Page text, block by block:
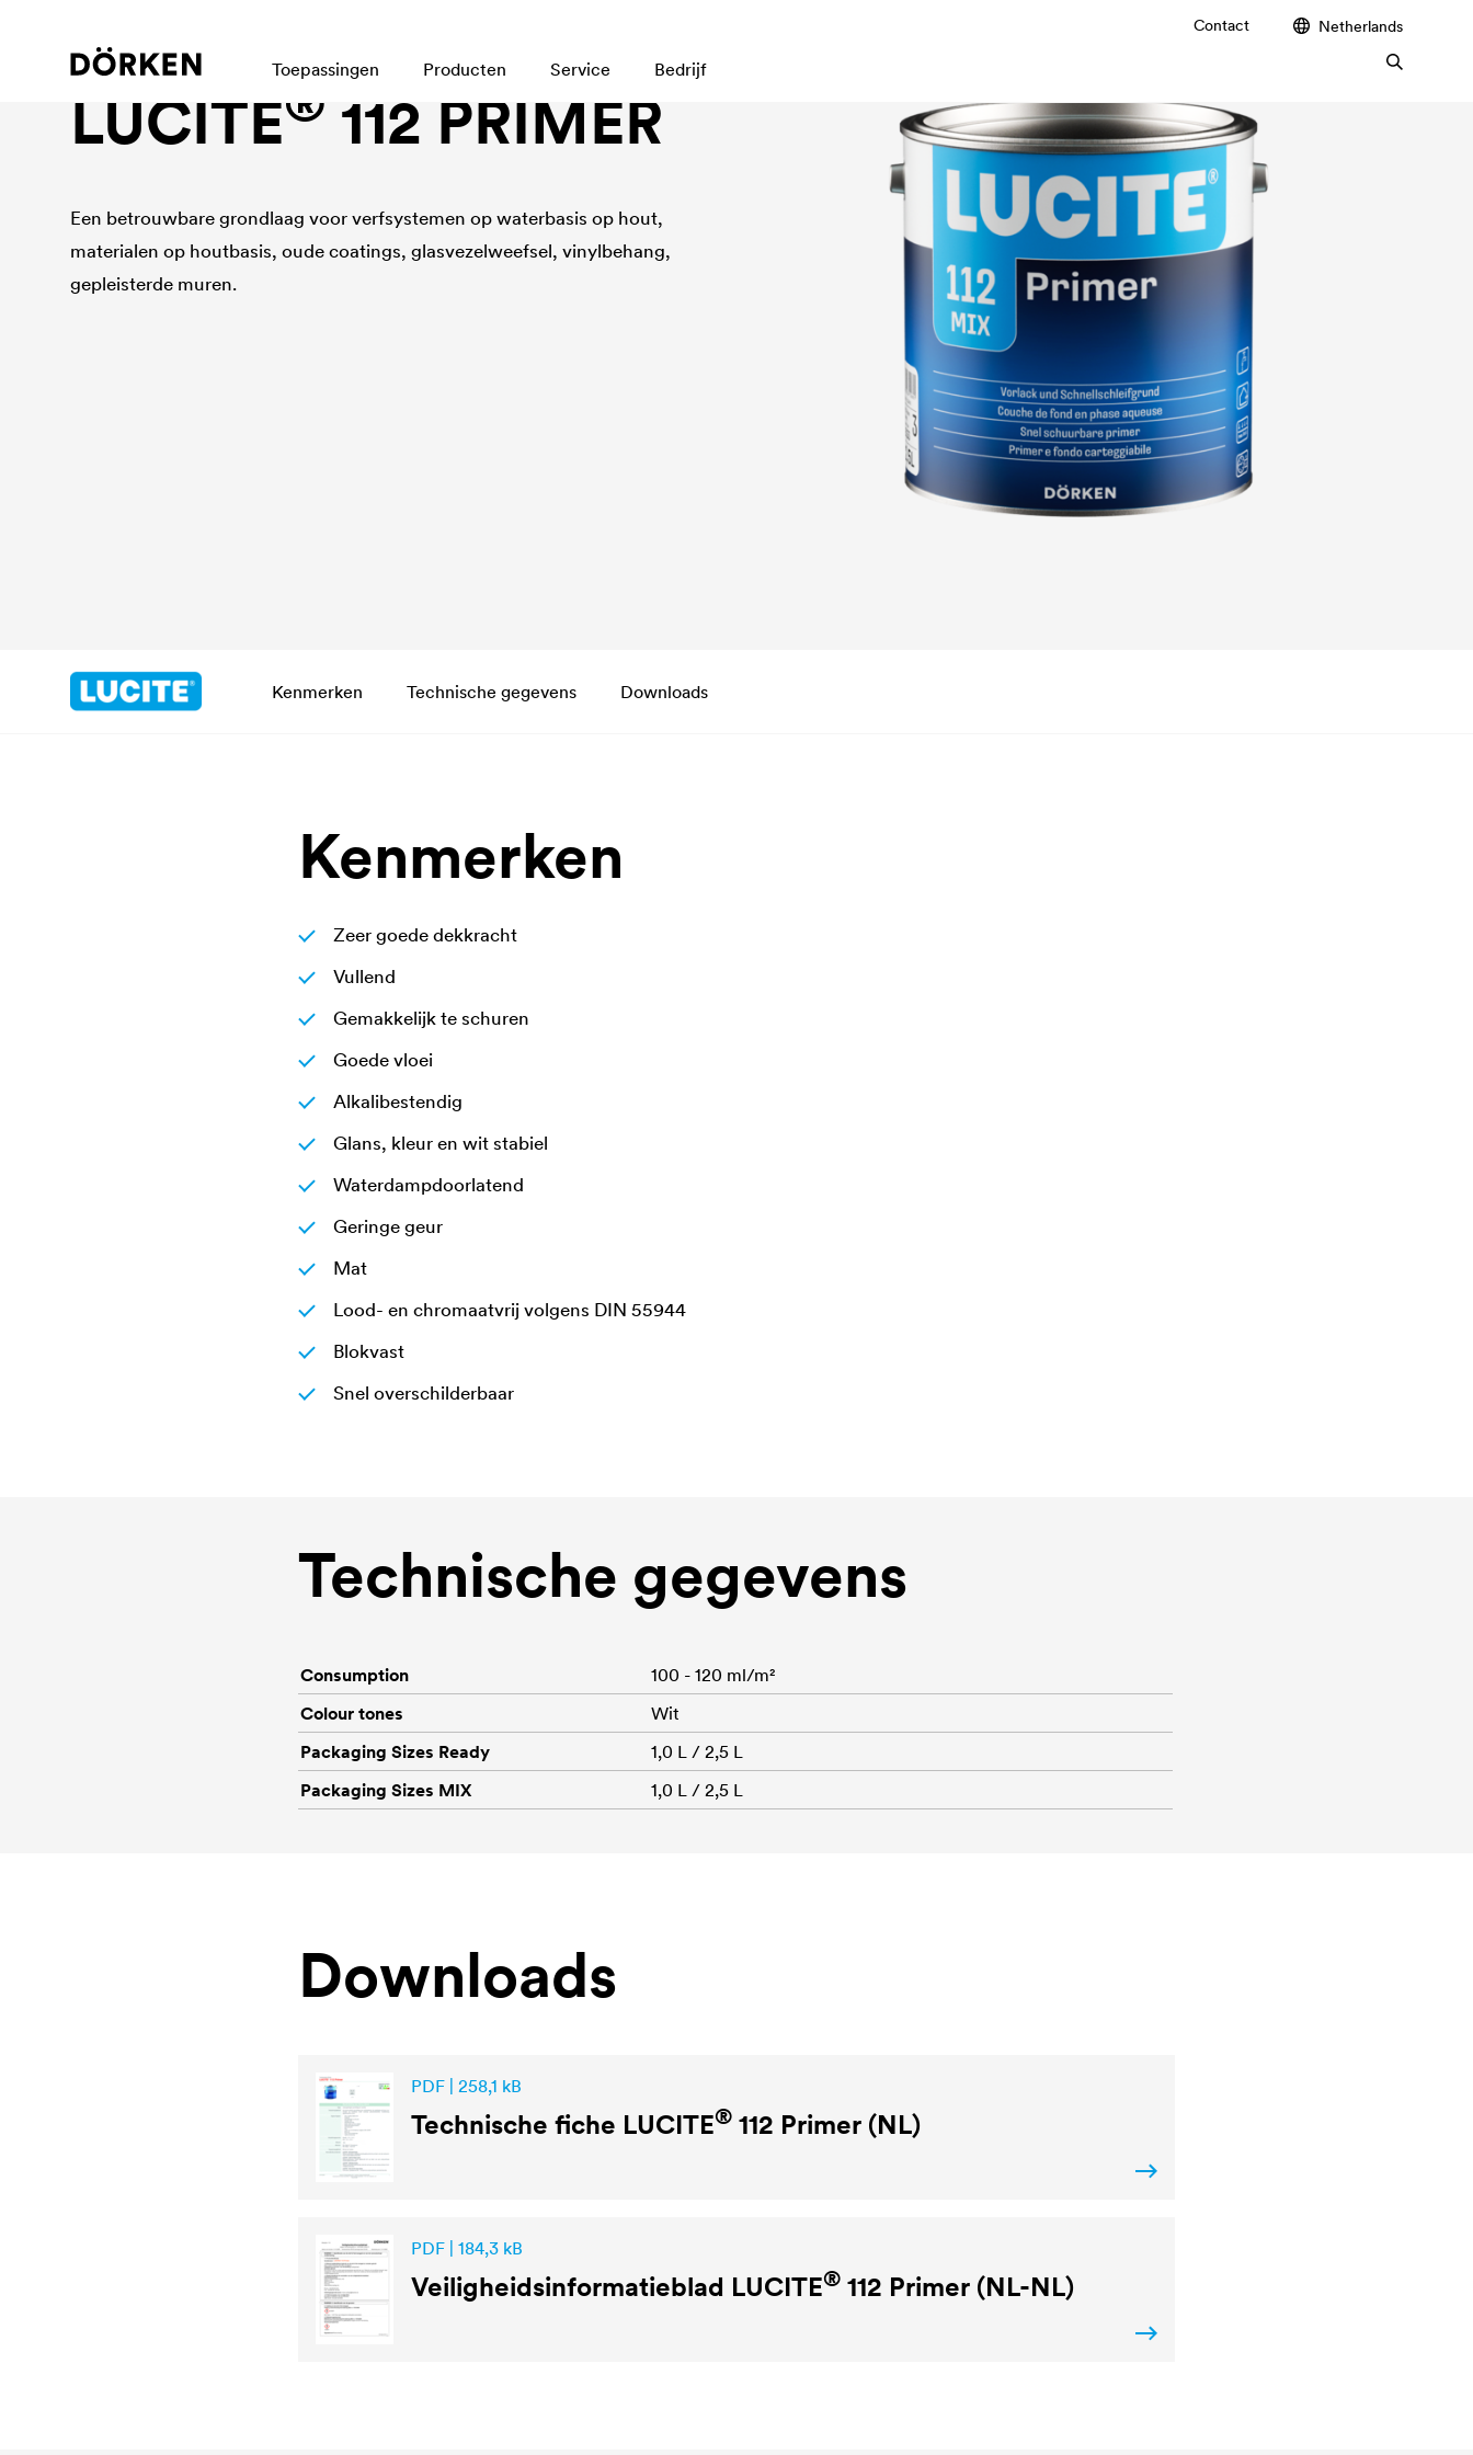
Contact Netherlands
Toepassingen Producten Service Bedrijf
Bouwlakken Watergedragen lakken
LUCITE® 112 PRIMER
Een betrouwbare grondlaag voor verfsystemen op waterbasis op hout,
materialen op houtbasis, oude coatings, glasvezelweefsel, vinylbehang,
gepleisterde muren.
Kenmerken Technische gegevens Downloads
Kenmerken
Zeer goede dekkracht
Vullend
Gemakkelijk te schuren
Goede vloei
Alkalibestendig
Glans, kleur en wit stabiel
Waterdampdoorlatend
Geringe geur
Mat
Lood- en chromaatvrij volgens DIN 55944
Blokvast
Snel overschilderbaar
Technische gegevens
Consumption
100 - 120 ml/m²
Colour tones
Wit
Packaging Sizes Ready
1,0 L / 2,5 L
Packaging Sizes MIX
1,0 L / 2,5 L
Downloads
PDF | 258,1 kB
Technische fiche LUCITE® 112 Primer (NL)
PDF | 184,3 kB
Veiligheidsinformatieblad LUCITE® 112 Primer (NL-NL)